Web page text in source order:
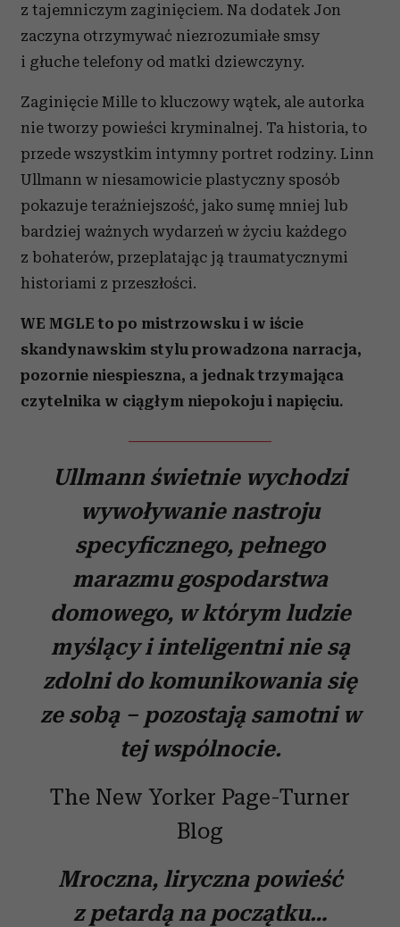
z tajemniczym zaginięciem. Na dodatek Jon
zaczyna otrzymywać niezrozumiałe smsy
i głuche telefony od matki dziewczyny.
Zaginięcie Mille to kluczowy wątek, ale autorka
nie tworzy powieści kryminalnej. Ta historia, to
przede wszystkim intymny portret rodziny. Linn
Ullmann w niesamowicie plastyczny sposób
pokazuje teraźniejszość, jako sumę mniej lub
bardziej ważnych wydarzeń w życiu każdego
z bohaterów, przeplatając ją traumatycznymi
historiami z przeszłości.
WE MGLE to po mistrzowsku i w iście
skandynawskim stylu prowadzona narracja,
pozornie niespieszna, a jednak trzymająca
czytelnika w ciągłym niepokoju i napięciu.
Ullmann świetnie wychodzi
wywoływanie nastroju
specyficznego, pełnego
marazmu gospodarstwa
domowego, w którym ludzie
myślący i inteligentni nie są
zdolni do komunikowania się
ze sobą – pozostają samotni w
tej wspólnocie.
The New Yorker Page-Turner
Blog
Mroczna, liryczna powieść
z petardą na początku…